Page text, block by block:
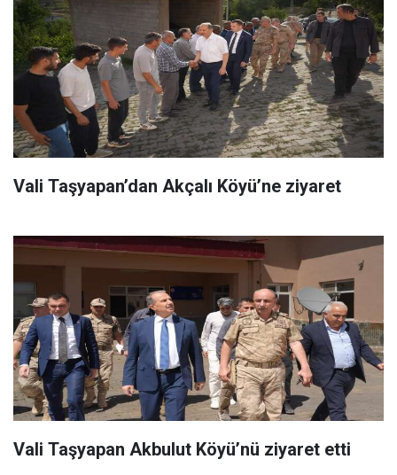
Vali Taşyapan’dan Akçalı Köyü’ne ziyaret
Vali Taşyapan Akbulut Köyü’nü ziyaret etti